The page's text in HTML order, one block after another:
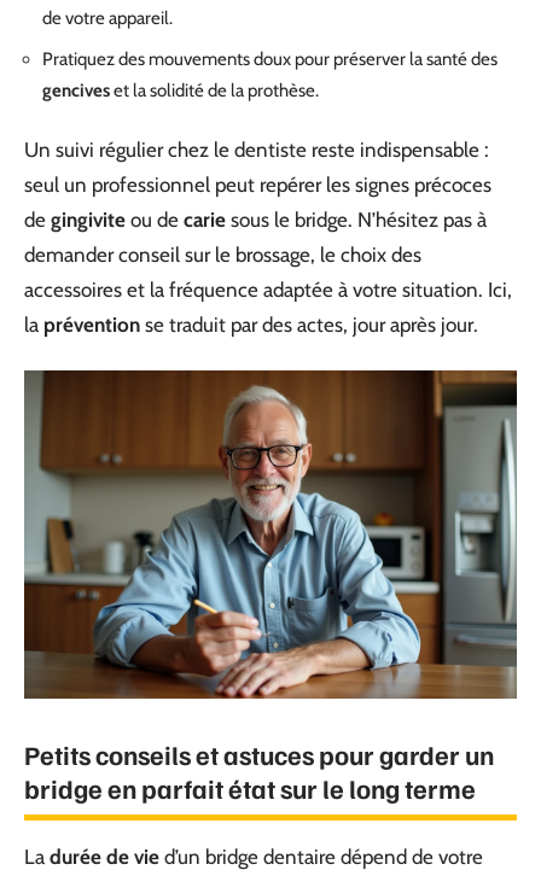
de votre appareil.
Pratiquez des mouvements doux pour préserver la santé des
genciveset la solidité de la prothèse.
Un suivi régulier chez le dentiste reste indispensable :
seul un professionnel peut repérer les signes précoces
de gingivite ou de carie sous le bridge. N’hésitez pas à
demander conseil sur le brossage, le choix des
accessoires et la fréquence adaptée à votre situation. Ici,
la prévention se traduit par des actes, jour après jour.
Petits conseils et astuces pour garder un
bridge en parfait état sur le long terme
La durée de vie d’un bridge dentaire dépend de votre